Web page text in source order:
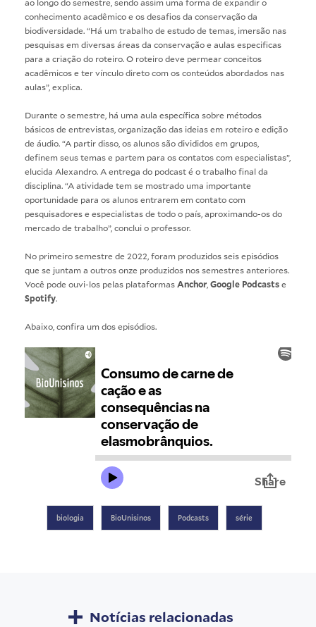
conhecimento acadêmico e os desafios da conservação da
biodiversidade. “Há um trabalho de estudo de temas, imersão nas
pesquisas em diversas áreas da conservação e aulas especificas
para a criação do roteiro. O roteiro deve permear conceitos
acadêmicos e ter vínculo direto com os conteúdos abordados nas
aulas”, explica.
Durante o semestre, há uma aula específica sobre métodos
básicos de entrevistas, organização das ideias em roteiro e edição
de áudio. “A partir disso, os alunos são divididos em grupos,
definem seus temas e partem para os contatos com especialistas”,
elucida Alexandro. A entrega do podcast é o trabalho final da
disciplina. “A atividade tem se mostrado uma importante
oportunidade para os alunos entrarem em contato com
pesquisadores e especialistas de todo o país, aproximando-os do
mercado de trabalho”, conclui o professor.
No primeiro semestre de 2022, foram produzidos seis episódios
que se juntam a outros onze produzidos nos semestres anteriores.
Você pode ouvi-los pelas plataformasAnchor Google Podcastse
Spotify.
Abaixo, confira um dos episódios.
biologia BioUnisinos Podcasts série
Notícias relacionadas